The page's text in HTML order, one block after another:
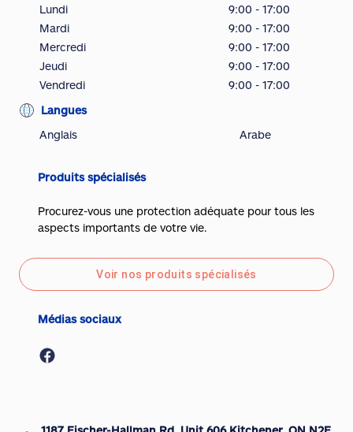
Lundi
9:00 - 17:00
Mardi
9:00 - 17:00
Mercredi
9:00 - 17:00
Jeudi
9:00 - 17:00
Vendredi
9:00 - 17:00
Langues
Anglais
Arabe
Produits spécialisés
Procurez-vous une protection adéquate pour tous les
aspects importants de votre vie.
Voir nos produits spécialisés
Médias sociaux